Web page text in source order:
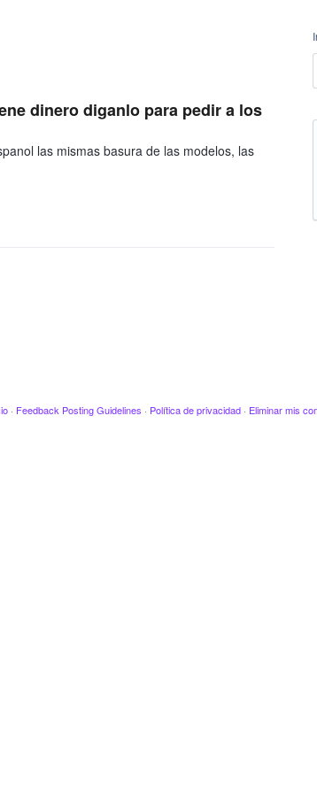
dinero diganlo para pedir a los
las mismas basura de las modelos, las
· Feedback Posting Guidelines · Política de privacidad · Eliminar mis